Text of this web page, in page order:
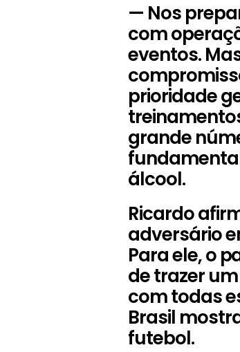
— Nos
com
eventos.
prioridade
grande
álcool.
Ricardo
adversário
Para ele, o
de trazer
com todas
Brasil
futebol.